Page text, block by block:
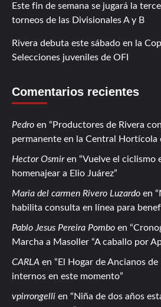
Este fin de semana se jugará la
torneos de las Divisionales A y B
Rivera debuta este sábado en la
Selecciones juveniles de OFI
Comentarios recientes
Pedro en
Productores de Rivera
permanente en la Central Hortícola
Hector Osmiren
Vuelve el ciclismo
homenajear a Elio Juárez
Maria del carmen Rivero Luzardo en
habilita consulta en línea para
Pablo Jesus Pereira Pombo en
Marcha a Masoller “A caballo por
CARLA en
El Hogar de Ancianos de
internos en este momento
vpirrongelli en
Niña de dos años